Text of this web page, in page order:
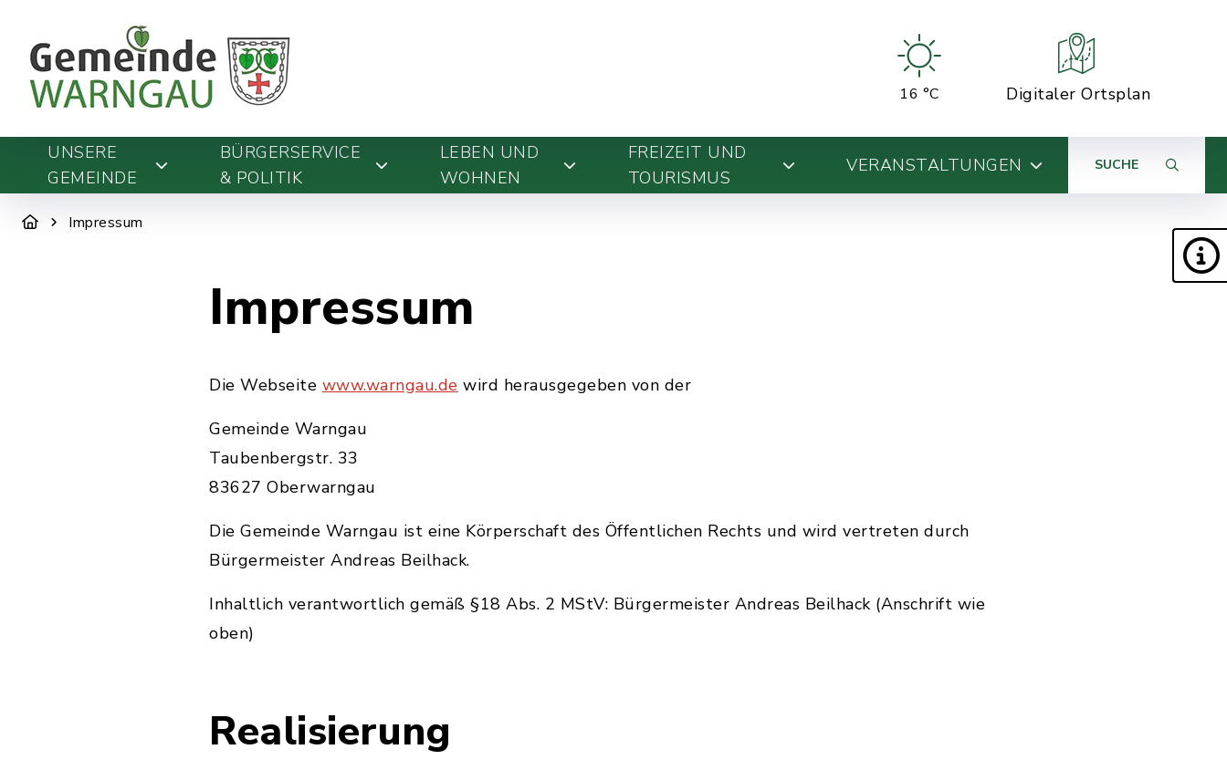
16 °C Digitaler Ortsplan
UNSERE
GEMEINDE
BÜRGERSERVICE
& POLITIK
LEBEN UND
WOHNEN
FREIZEIT UND
TOURISMUS
VERANSTALTUNGEN SUCHE
Impressum
Impressum
Die Webseite www.warngau.de wird herausgegeben von der
Gemeinde Warngau
Taubenbergstr. 33
83627 Oberwarngau
Die Gemeinde Warngau ist eine Körperschaft des Öffentlichen Rechts und wird vertreten durch
Bürgermeister Andreas Beilhack.
Inhaltlich verantwortlich gemäß §18 Abs. 2 MStV: Bürgermeister Andreas Beilhack (Anschrift wie
oben)
Realisierung